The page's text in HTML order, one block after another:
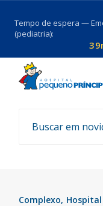
Tempo de espera —
(pediatria):
Voltar
Parcerias
Complexo Hospital